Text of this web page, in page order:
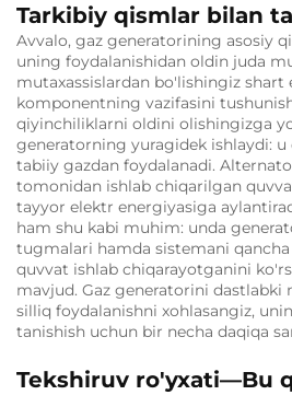
Tarkibiy qismlar bilan
Avvalo, gaz generatorining asosiy
uning foydalanishidan oldin juda
mutaxassislardan bo'lishingiz shart
komponentning vazifasini
qiyinchiliklarni oldini olishingizga
generatorning yuragidek ishlaydi:
tabiiy gazdan foydalanadi.
tomonidan ishlab chiqarilgan
tayyor elektr energiyasiga
ham shu kabi muhim: unda
tugmalari hamda sistemani
quvvat ishlab chiqarayotganini
mavjud. Gaz generatorini dastlabki
silliq foydalanishni xohlasangiz,
tanishish uchun bir necha daqiqa
Tekshiruv ro'yxati—Bu